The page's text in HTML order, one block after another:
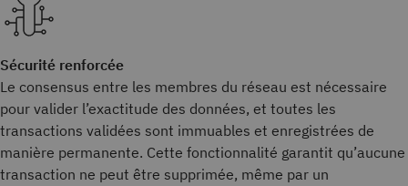
Sécurité renforcée
Le consensus entre les membres du réseau est nécessaire
pour valider l’exactitude des données, et toutes les
transactions validées sont immuables et enregistrées de
manière permanente. Cette fonctionnalité garantit qu’aucune
transaction ne peut être supprimée, même par un